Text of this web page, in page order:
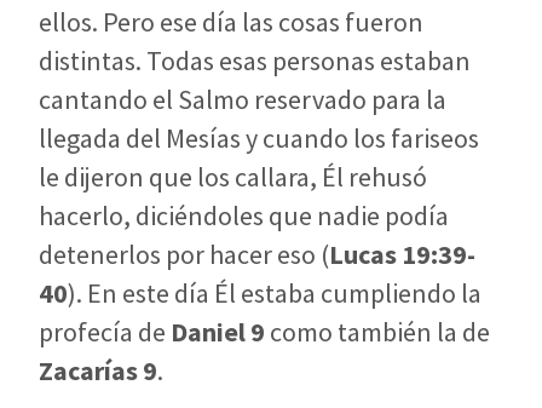
ellos. Pero ese día las cosas fueron
distintas. Todas esas personas estaban
cantando el Salmo reservado para la
llegada del Mesías y cuando los fariseos
le dijeron que los callara, Él rehusó
hacerlo, diciéndoles que nadie podía
detenerlos por hacer eso (Lucas 19:39-
40). En este día Él estaba cumpliendo la
profecía de Daniel 9 como también la de
Zacarías 9.